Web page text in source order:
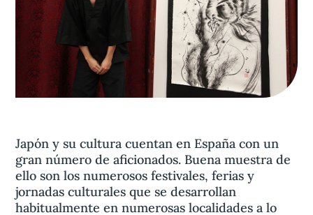
Aviso legal
de privacidad
Contacta
Japón y su cultura cuentan en España con un
gran número de aficionados. Buena muestra de
ello son los numerosos festivales, ferias y
jornadas culturales que se desarrollan
habitualmente en numerosas localidades a lo